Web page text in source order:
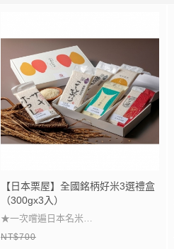
【日本栗屋】全國銘柄好米3選禮盒
（300gx3入）
★一次嚐遍日本名米
★富興米店獨家企劃
NT$700